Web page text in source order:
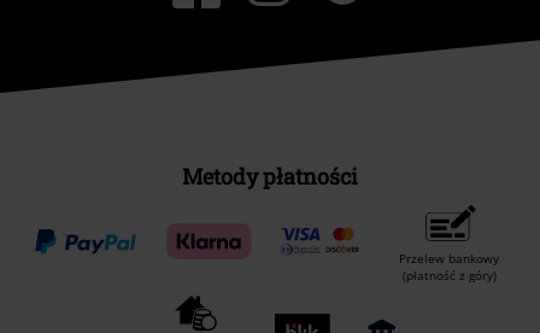
Metody płatności
Przelew bankowy
(płatność z góry)